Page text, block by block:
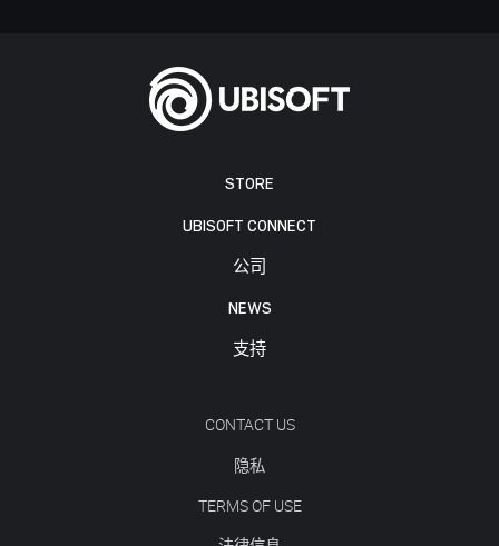
STORE
UBISOFT CONNECT
公司
NEWS
支持
CONTACT US
隐私
TERMS OF USE